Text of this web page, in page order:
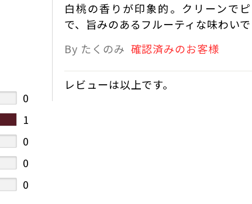
蒼龍葡萄酒 2022-03-22
ューム感）を出すよう
こちらの商品も併せて
す。ありがとうござい
蒼龍葡萄酒株式会社
0
1
0
0
0
白桃の香りが印象的。クリーンで
で、旨みのあるフルーティな味わい
By たくのみ 確認済みのお客様
レビューは以上です。